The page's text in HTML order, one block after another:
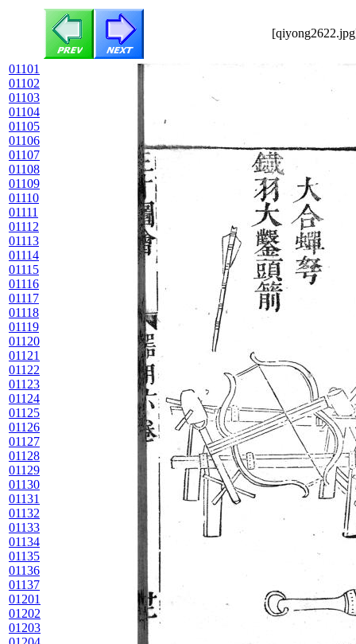
01101
01102
01103
01104
01105
01106
01107
01108
01109
01110
01111
01112
01113
01114
01115
01116
01117
01118
01119
01120
01121
01122
01123
01124
01125
01126
01127
01128
01129
01130
01131
01132
01133
01134
01135
01136
01137
01201
01202
01203